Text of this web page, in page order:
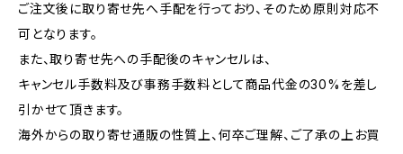
ご注文後に取り寄せ先へ手配を行っており、そのため原則対応不
可となります。
また、取り寄せ先への手配後のキャンセルは、
キャンセル手数料及び事務手数料として商品代金の30%を差し
引かせて頂きます。
海外からの取り寄せ通販の性質上、何卒ご理解、ご了承の上お買